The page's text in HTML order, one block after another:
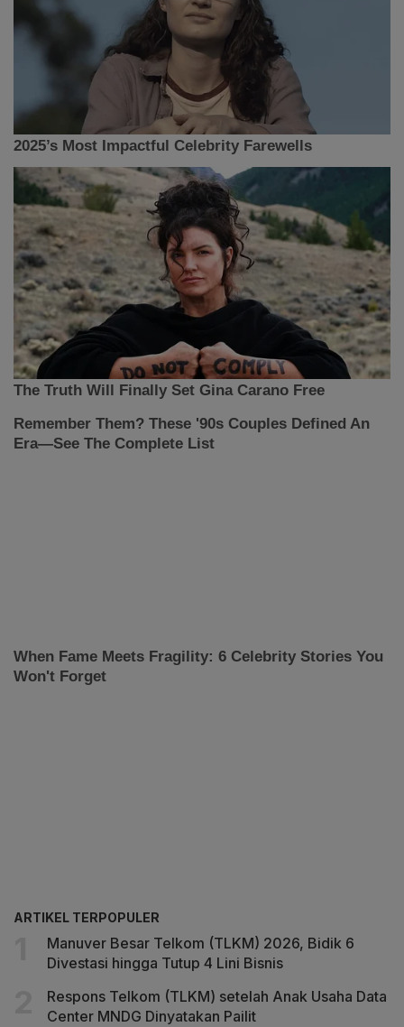
ARTIKEL TERPOPULER
Manuver Besar Telkom (TLKM) 2026, Bidik 6
Divestasi hingga Tutup 4 Lini Bisnis
Respons Telkom (TLKM) setelah Anak Usaha Data
Center MNDG Dinyatakan Pailit